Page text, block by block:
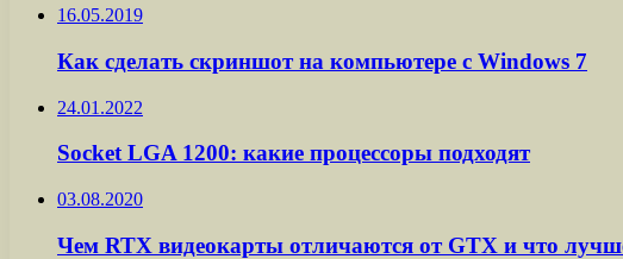
16.05.2019
Как сделать скриншот на компьютере с Windows 7
24.01.2022
Socket LGA 1200: какие процессоры подходят
03.08.2020
Чем RTX видеокарты отличаются от GTX и что